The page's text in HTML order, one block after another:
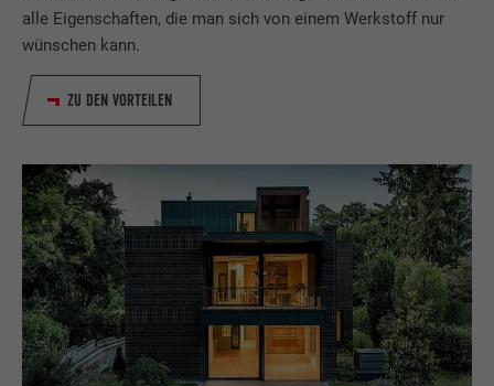
alle Eigenschaften, die man sich von einem Werkstoff nur
wünschen kann.
ZU DEN VORTEILEN